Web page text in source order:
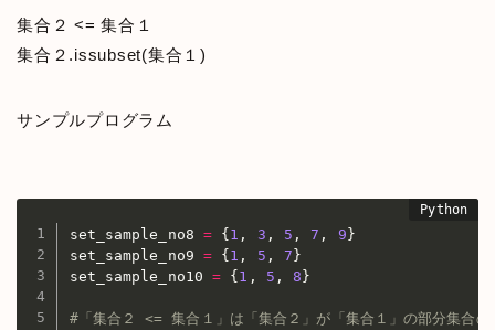
集合２ <= 集合１
集合２.issubset(集合１)
サンプルプログラム
set_sample_no8 = { 1 , 3 , 5 , 7 , 9 }
set_sample_no9 = { 1 , 5 , 7 }
set_sample_no10 = { 1 , 5 , 8 }
#「集合２ <= 集合１」は「集合２」が「集合１」の部分集合